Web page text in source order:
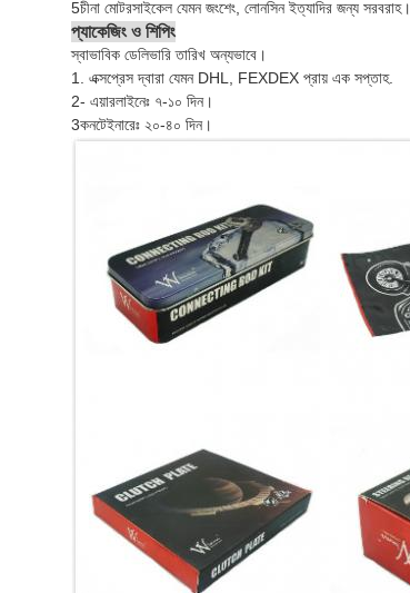
5চীনা মোটরসাইকেল যেমন জংশেং, লোনসিন ইত্যাদির জন্য সরবরাহ।
প্যাকেজিং ও শিপিং
স্বাভাবিক ডেলিভারি তারিখ অন্যভাবে।
1. এক্সপ্রেস দ্বারা যেমন DHL, FEXDEX প্রায় এক সপ্তাহ.
2- এয়ারলাইনেঃ ৭-১০ দিন।
3কনটেইনারেঃ ২০-৪০ দিন।